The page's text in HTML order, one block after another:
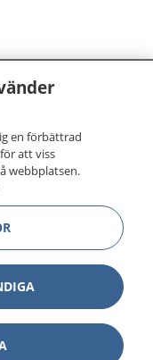
en förbättrad
att viss
webbplatsen.